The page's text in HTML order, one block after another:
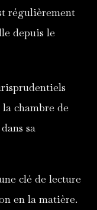
régulièrement
depuis le
chambre de
sa
clé de lecture
en la matière.